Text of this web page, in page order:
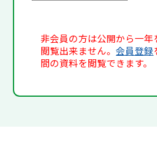
非会員の方は公開から一年
閲覧出来ません。会員登録
間の資料を閲覧できます。